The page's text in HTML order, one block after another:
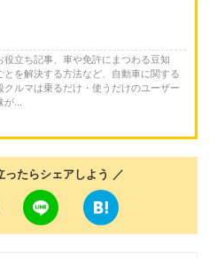
役立ち記事、車や免許にまつわる豆知
とを解決する方法など、自動車に関する
クルマは乗るだけ・使うだけのユーザー
...
ったらシェアしよう ／